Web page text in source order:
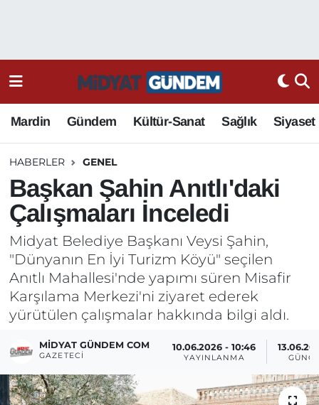
Mardin Gündem Kültür-Sanat Sağlık Siyaset
HABERLER GENEL
Başkan Şahin Anıtlı'daki
Çalışmaları İnceledi
Midyat Belediye Başkanı Veysi Şahin,
"Dünyanın En İyi Turizm Köyü" seçilen
Anıtlı Mahallesi'nde yapımı süren Misafir
Karşılama Merkezi'ni ziyaret ederek
yürütülen çalışmalar hakkında bilgi aldı.
MIDYAT GÜNDEM COM
GAZETECI
10.06.2026 - 10:46
YAYINLANMA